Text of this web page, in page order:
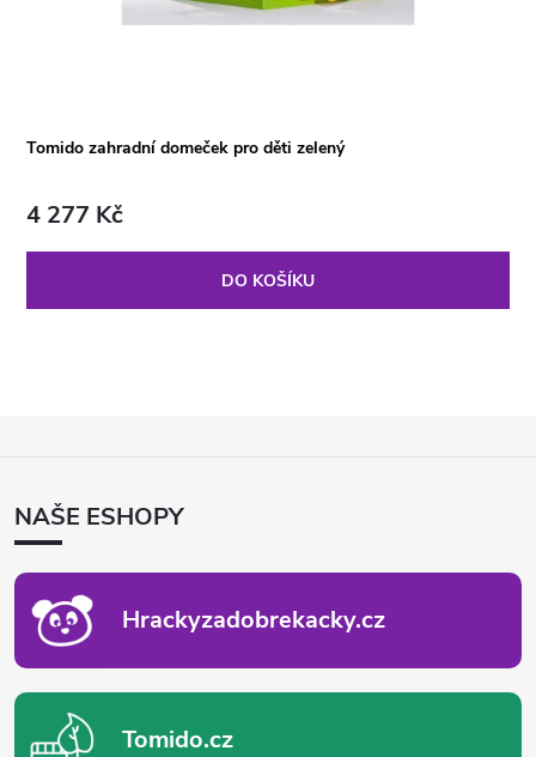
Tomido zahradní domeček pro děti zelený
4 277 Kč
DO KOŠÍKU
ANAŠE ESHOPY
Hrackyzadobrekacky.cz
Tomido.cz